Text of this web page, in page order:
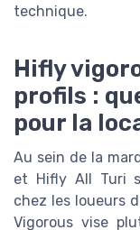
technique.
Hifly
profils :
pour la
Au sein de la
et Hifly All Turi
chez les loueurs
Vigorous vise